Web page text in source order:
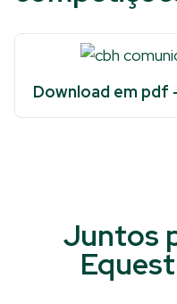
Download em pdf
Juntos